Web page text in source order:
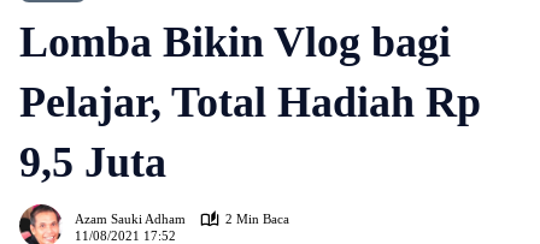
Lomba Bikin Vlog bagi
Pelajar, Total Hadiah Rp
9,5 Juta
Azam Sauki Adham
2 Min Baca
11/08/2021 17:52